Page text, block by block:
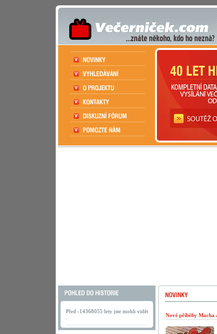
Před -14368055 lety jste mohli vidět
Nové příběhy Macha